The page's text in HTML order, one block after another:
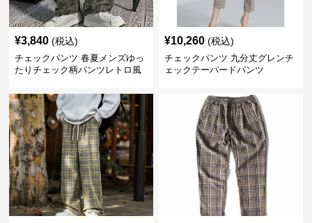
¥3,840 (税込)
チェックパンツ 春夏メンズゆっ
たりチェック柄パンツレトロ風
¥10,260 (税込)
チェックパンツ 九分丈グレンチ
ェックテーパードパンツ